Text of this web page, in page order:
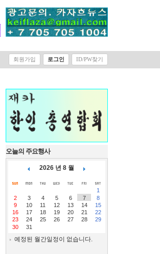
회원가입 로그인 ID/PW찾기
오늘의 주요행사
2026 년 8 월
1
2
3 4 5 6 7
8
9
10 11 12 13 14
15
16
17 18 19 20 21
22
23
24 25 26 27 28
29
30
31
예정된 월간일정이 없습니다.